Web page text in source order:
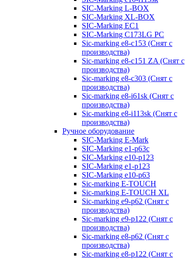
SIC-Marking L-BOX
SIC-Marking XL-BOX
SIC-Marking EC1
SIC-Marking C173LG PC
Sic-marking e8-c153 (Снят с
производства)
Sic-marking e8-c151 ZA (Снят с
производства)
Sic-marking e8-c303 (Снят с
производства)
Sic-marking e8-i61sk (Снят с
производства)
Sic-marking e8-i113sk (Снят с
производства)
Ручное оборудование
SIC-Marking E-Mark
SIC-Marking e1-p63с
SIC-Marking e10-p123
SIC-Marking e1-p123
SIC-Marking e10-p63
Sic-marking E-TOUCH
Sic-marking E-TOUCH XL
Sic-marking e9-p62 (Снят с
производства)
Sic-marking e9-p122 (Снят с
производства)
Sic-marking e8-p62 (Снят с
производства)
Sic-marking e8-p122 (Снят с